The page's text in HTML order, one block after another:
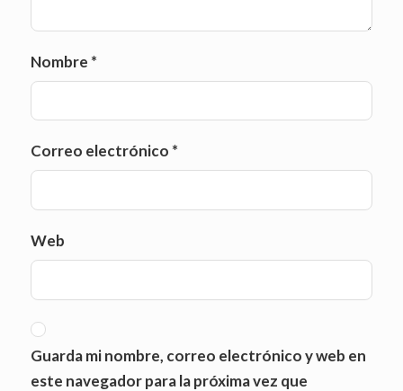
Nombre *
Correo electrónico *
Web
Guarda mi nombre, correo electrónico y web en
este navegador para la próxima vez que